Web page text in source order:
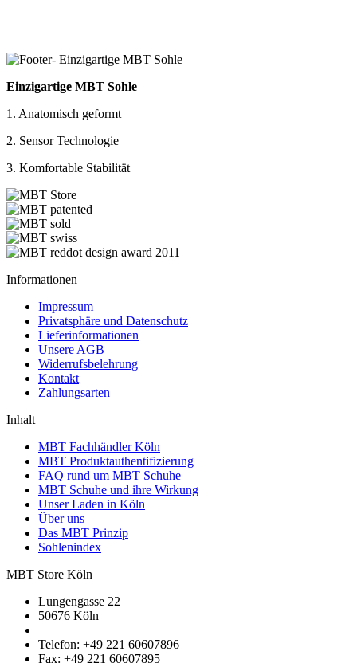
Einzigartige MBT Sohle
1. Anatomisch geformt
2. Sensor Technologie
3. Komfortable Stabilität
Informationen
Impressum
Privatsphäre und Datenschutz
Lieferinformationen
Unsere AGB
Widerrufsbelehrung
Kontakt
Zahlungsarten
Inhalt
MBT Fachhändler Köln
MBT Produktauthentifizierung
FAQ rund um MBT Schuhe
MBT Schuhe und ihre Wirkung
Unser Laden in Köln
Über uns
Das MBT Prinzip
Sohlenindex
MBT Store Köln
Lungengasse 22
50676 Köln
Telefon: +49 221 60607896
Fax: +49 221 60607895